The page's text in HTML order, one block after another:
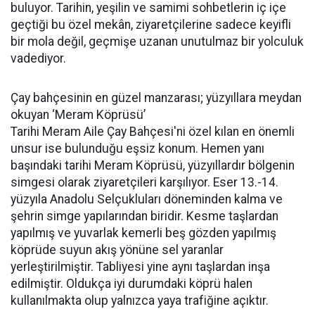
buluyor. Tarihin, yeşilin ve samimi sohbetlerin iç içe
geçtiği bu özel mekân, ziyaretçilerine sadece keyifli
bir mola değil, geçmişe uzanan unutulmaz bir yolculuk
vadediyor.
Çay bahçesinin en güzel manzarası; yüzyıllara meydan
okuyan ‘Meram Köprüsü’
Tarihi Meram Aile Çay Bahçesi'ni özel kılan en önemli
unsur ise bulunduğu eşsiz konum. Hemen yanı
başındaki tarihi Meram Köprüsü, yüzyıllardır bölgenin
simgesi olarak ziyaretçileri karşılıyor. Eser 13.-14.
yüzyıla Anadolu Selçukluları döneminden kalma ve
şehrin simge yapılarından biridir. Kesme taşlardan
yapılmış ve yuvarlak kemerli beş gözden yapılmış
köprüde suyun akış yönüne sel yaranlar
yerleştirilmiştir. Tabliyesi yine aynı taşlardan inşa
edilmiştir. Oldukça iyi durumdaki köprü halen
kullanılmakta olup yalnızca yaya trafiğine açıktır.